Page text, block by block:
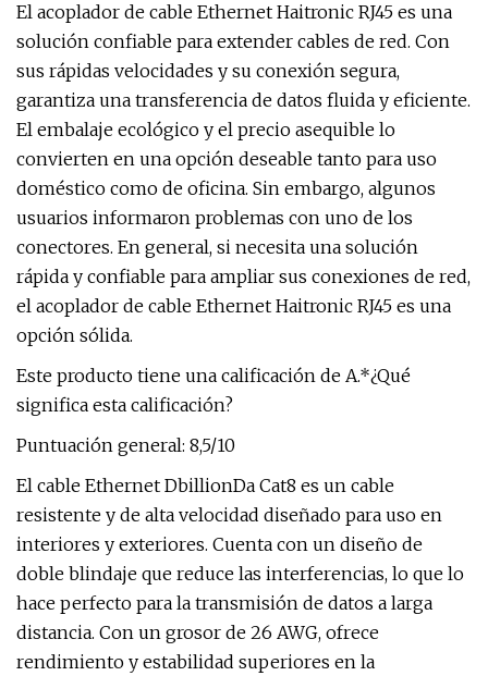
El acoplador de cable Ethernet Haitronic RJ45 es una
solución confiable para extender cables de red. Con
sus rápidas velocidades y su conexión segura,
garantiza una transferencia de datos fluida y eficiente.
El embalaje ecológico y el precio asequible lo
convierten en una opción deseable tanto para uso
doméstico como de oficina. Sin embargo, algunos
usuarios informaron problemas con uno de los
conectores. En general, si necesita una solución
rápida y confiable para ampliar sus conexiones de red,
el acoplador de cable Ethernet Haitronic RJ45 es una
opción sólida.
Este producto tiene una calificación de A.*¿Qué
significa esta calificación?
Puntuación general: 8,5/10
El cable Ethernet DbillionDa Cat8 es un cable
resistente y de alta velocidad diseñado para uso en
interiores y exteriores. Cuenta con un diseño de
doble blindaje que reduce las interferencias, lo que lo
hace perfecto para la transmisión de datos a larga
distancia. Con un grosor de 26 AWG, ofrece
rendimiento y estabilidad superiores en la